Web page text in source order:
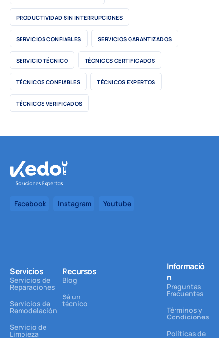
PRODUCTIVIDAD SIN INTERRUPCIONES
SERVICIOS CONFIABLES SERVICIOS GARANTIZADOS
SERVICIO TÉCNICO TÉCNICOS CERTIFICADOS
TÉCNICOS CONFIABLES TÉCNICOS EXPERTOS
TÉCNICOS VERIFICADOS
Facebook Instagram Youtube
Servicios
Servicios de
Reparaciones
Servicios de
Remodelación
Servicio de
Limpieza
Recursos
Blog
Sé un
técnico
Informació
n
Preguntas
Frecuentes
Términos y
Condiciones
Políticas de